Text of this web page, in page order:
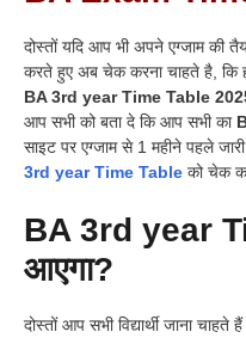
दोस्तों यदि आप भी अपने एग्जाम की
करते हुए अब चेक करना चाहते है, कि
BA 3rd year Time Table
आप सभी को बता दे कि आप सभी का
साइट पर एग्जाम से 1 महीने पहले
3rd year Time Table को चेक
BA 3rd year
आएगा?
दोस्तों आप सभी विद्यार्थी जाना चाहते